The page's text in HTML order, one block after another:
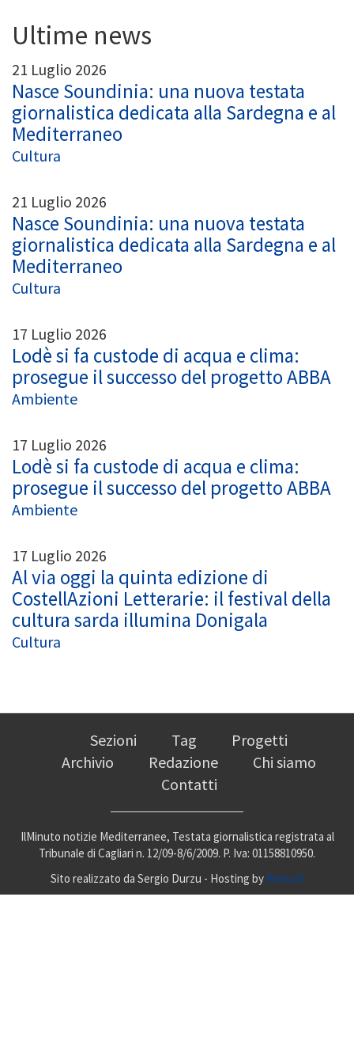
Ultime news
21 Luglio 2026
Nasce Soundinia: una nuova testata
giornalistica dedicata alla Sardegna e al
Mediterraneo
Cultura
21 Luglio 2026
Nasce Soundinia: una nuova testata
giornalistica dedicata alla Sardegna e al
Mediterraneo
Cultura
17 Luglio 2026
Lodè si fa custode di acqua e clima:
prosegue il successo del progetto ABBA
Ambiente
17 Luglio 2026
Lodè si fa custode di acqua e clima:
prosegue il successo del progetto ABBA
Ambiente
17 Luglio 2026
Al via oggi la quinta edizione di
CostellAzioni Letterarie: il festival della
cultura sarda illumina Donigala
Cultura
Sezioni Tag
Progetti
Archivio
Redazione
Chi siamo
Contatti
IlMinuto notizie Mediterranee, Testata giornalistica registrata al
Tribunale di Cagliari n. 12/09-8/6/2009. P. Iva: 01158810950.
Sito realizzato da Sergio Durzu - Hosting by Kimsufi